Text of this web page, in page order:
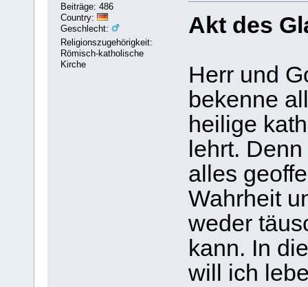
Beiträge: 486
Country:
Geschlecht:
Religionszugehörigkeit:
Römisch-katholische
Kirche
Akt des
Herr und
bekenne
heilige
lehrt.
alles
Wahrheit
weder
kann. In
will ich